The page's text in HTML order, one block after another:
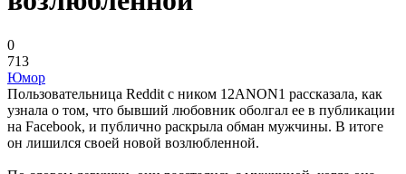
0
713
Юмор
Пользовательница Reddit с ником 12ANON1 рассказала, как
узнала о том, что бывший любовник оболгал ее в публикации
на Facebook, и публично раскрыла обман мужчины. В итоге
он лишился своей новой возлюбленной.